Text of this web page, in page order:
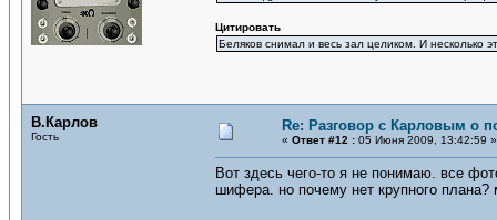
Цитировать
Беляков снимал и весь зал целиком. И несколько
В.Карлов
Гость
Re: Разговор с Карловым о
« Ответ #12 : 05 Июня 2009, 13:42:59 »
Вот здесь чего-то я не понимаю. все
шифера. но почему нет крупного